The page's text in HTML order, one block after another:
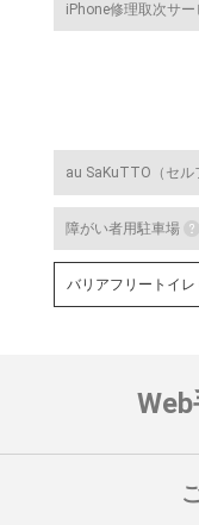
iPhone修理取次サー
au SaKuTTO（セル
障がい者用駐車場
バリアフリートイレ